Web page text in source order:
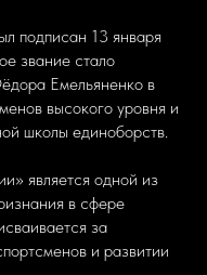
подписан 13 января
звание стало
Емельяненко в
высокого уровня и
школы единоборств.
является одной из
в сфере
за
и развитии